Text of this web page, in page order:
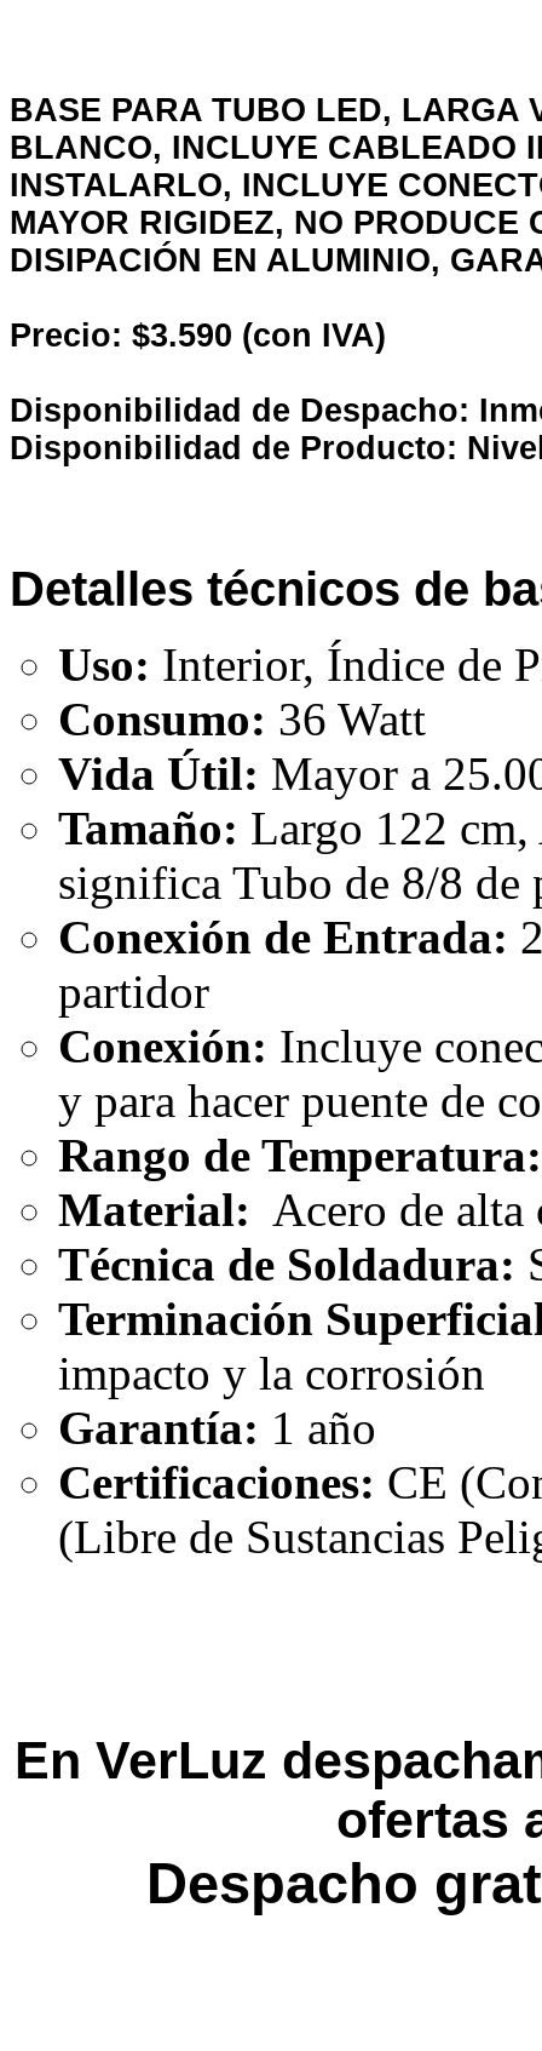
BASE PARA TUBO LED, LARGA
BLANCO, INCLUYE CABLEADO
INSTALARLO, INCLUYE
MAYOR RIGIDEZ, NO
DISIPACIÓN EN ALUMINIO,
Precio: $3.590 (con IVA)
Disponibilidad de Despacho:
Disponibilidad de Producto:
Detalles técnicos de
Uso: Interior, Índice de
Consumo: 36 Watt
Vida Útil: Mayor a
Tamaño: Largo 122
significa Tubo de 8/8 de
Conexión de Entrada:
partidor
Conexión: Incluye
y para hacer puente de
Rango de
Material: Acero de alta
Técnica de Soldadura:
Terminación
impacto y la corrosión
Garantía: 1 año
Certificaciones: CE
(Libre de Sustancias
En VerLuz
ofertas
Despacho